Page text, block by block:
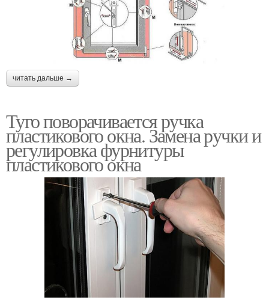
читать дальше →
Туго поворачивается ручка
пластикового окна. Замена ручки и
регулировка фурнитуры
пластикового окна